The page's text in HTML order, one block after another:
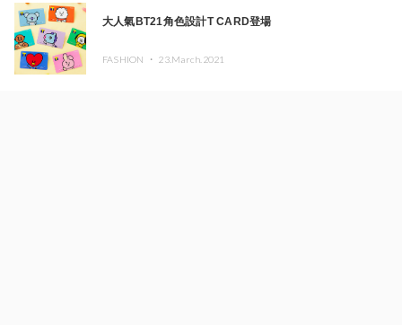
大人氣BT21角色設計T CARD登場
FASHION ・ 23.March.2021